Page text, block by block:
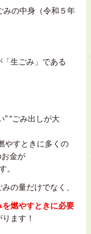
の中身（令和５年
生ごみ」である
“ごみ出しが大
やすときに多くの
お金が
。
の量だけでなく、
を燃やすときに必要
ます！